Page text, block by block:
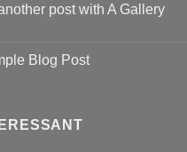
post with A Gallery
Blog Post